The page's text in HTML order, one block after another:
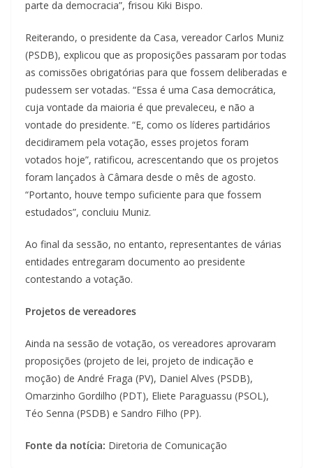
parte da democracia”, frisou Kiki Bispo.
Reiterando, o presidente da Casa, vereador Carlos Muniz
(PSDB), explicou que as proposições passaram por todas
as comissões obrigatórias para que fossem deliberadas e
pudessem ser votadas. “Essa é uma Casa democrática,
cuja vontade da maioria é que prevaleceu, e não a
vontade do presidente. “E, como os líderes partidários
decidiramem pela votação, esses projetos foram
votados hoje”, ratificou, acrescentando que os projetos
foram lançados à Câmara desde o mês de agosto.
“Portanto, houve tempo suficiente para que fossem
estudados”, concluiu Muniz.
Ao final da sessão, no entanto, representantes de várias
entidades entregaram documento ao presidente
contestando a votação.
Projetos de vereadores
Ainda na sessão de votação, os vereadores aprovaram
proposições (projeto de lei, projeto de indicação e
moção) de André Fraga (PV), Daniel Alves (PSDB),
Omarzinho Gordilho (PDT), Eliete Paraguassu (PSOL),
Téo Senna (PSDB) e Sandro Filho (PP).
Fonte da notícia: Diretoria de Comunicação